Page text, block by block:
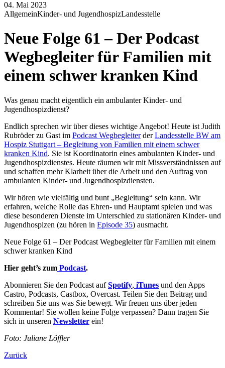
04. Mai 2023
AllgemeinKinder- und JugendhospizLandesstelle
Neue Folge 61 – Der Podcast
Wegbegleiter für Familien mit
einem schwer kranken Kind
Was genau macht eigentlich ein ambulanter Kinder- und
Jugendhospizdienst?
Endlich sprechen wir über dieses wichtige Angebot! Heute ist Judith
Rubröder zu Gast im Podcast WegbegleiterderLandesstelle BW am
Hospiz Stuttgart – Begleitung von Familien mit einem schwer
kranken Kind. Sie ist Koordinatorin eines ambulanten Kinder- und
Jugendhospizdienstes. Heute räumen wir mit Missverständnissen auf
und schaffen mehr Klarheit über die Arbeit und den Auftrag von
ambulanten Kinder- und Jugendhospizdiensten.
Wir hören wie vielfältig und bunt „Begleitung“ sein kann. Wir
erfahren, welche Rolle das Ehren- und Hauptamt spielen und was
diese besonderen Dienste im Unterschied zu stationären Kinder- und
Jugendhospizen (zu hören in Episode 35) ausmacht.
Neue Folge 61 – Der Podcast Wegbegleiter für Familien mit einem
schwer kranken Kind
Hier geht’s zum Podcast.
Abonnieren Sie den Podcast aufSpotify, iTunes und den Apps
Castro, Podcasts, Castbox, Overcast. Teilen Sie den Beitrag und
schreiben Sie uns was Sie bewegt. Wir freuen uns über jeden
Kommentar! Sie wollen keine Folge verpassen? Dann tragen Sie
sich in unseren Newsletter ein!
Foto: Juliane Löffler
Zurück